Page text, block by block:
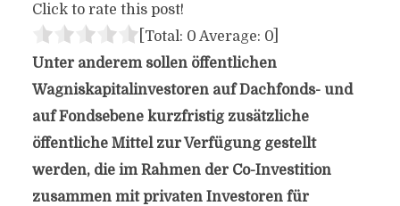
Click to rate this post!
[Total: 0 Average: 0]
Unter anderem sollen öffentlichen
Wagniskapitalinvestoren auf Dachfonds- und
auf Fondsebene kurzfristig zusätzliche
öffentliche Mittel zur Verfügung gestellt
werden, die im Rahmen der Co-Investition
zusammen mit privaten Investoren für